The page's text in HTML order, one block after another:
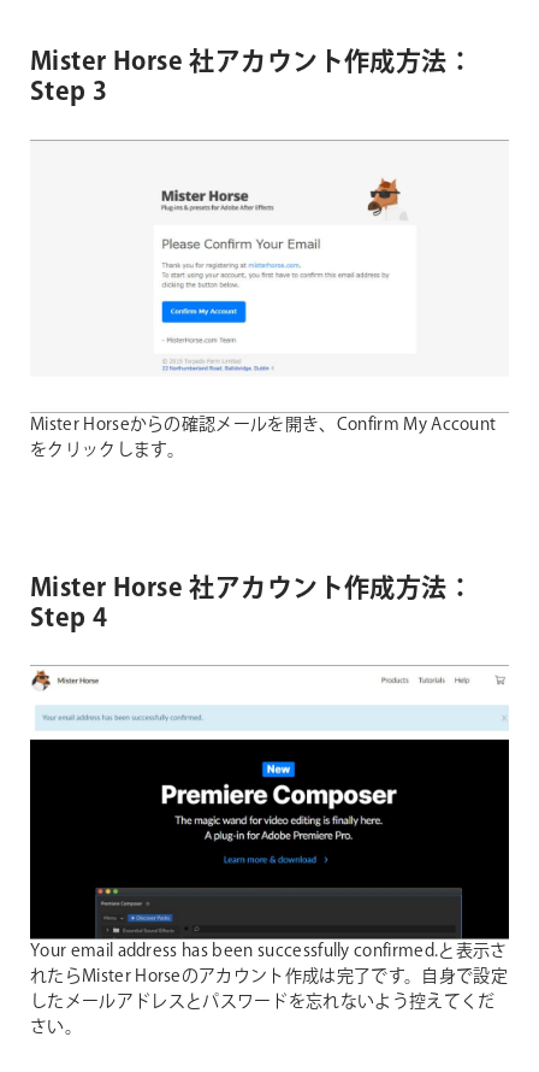
Mister Horse 社アカウント作成方法：
Step 3
Mister Horseからの確認メールを開き、Confirm My Account
をクリックします。
Mister Horse 社アカウント作成方法：
Step 4
Your email address has been successfully confirmed.と表示さ
れたらMister Horseのアカウント作成は完了です。自身で設定
したメールアドレスとパスワードを忘れないよう控えてくだ
さい。